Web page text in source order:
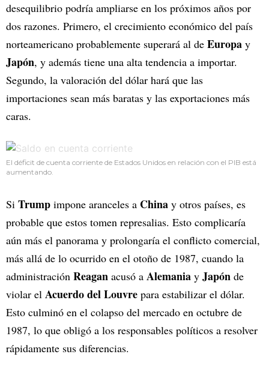
desequilibrio podría ampliarse en los próximos años por
dos razones. Primero, el crecimiento económico del país
norteamericano probablemente superará al de Europa y
Japón, y además tiene una alta tendencia a importar.
Segundo, la valoración del dólar hará que las
importaciones sean más baratas y las exportaciones más
caras.
El déficit de cuenta corriente de Estados Unidos en relación con el PIB está
aumentando.
Si Trump impone aranceles a China y otros países, es
probable que estos tomen represalias. Esto complicaría
aún más el panorama y prolongaría el conflicto comercial,
más allá de lo ocurrido en el otoño de 1987, cuando la
administración Reagan acusó a Alemania y Japón de
violar el Acuerdo del Louvre para estabilizar el dólar.
Esto culminó en el colapso del mercado en octubre de
1987, lo que obligó a los responsables políticos a resolver
rápidamente sus diferencias.